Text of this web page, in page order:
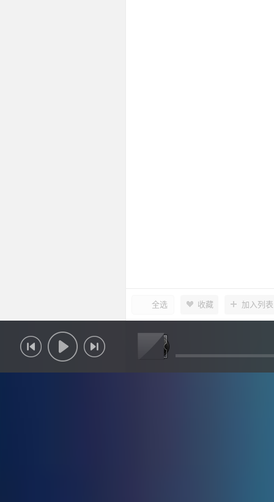
全选 收藏 加入列表